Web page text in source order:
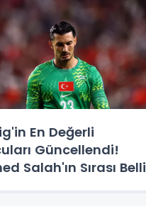
En Değerli
Güncellendi!
Salah'ın Sırası Belli